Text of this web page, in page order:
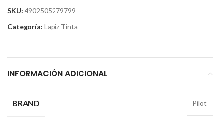
SKU: 4902505279799
Categoría: Lapiz Tinta
INFORMACIÓN ADICIONAL
BRAND Pilot